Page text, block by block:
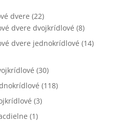
dvere (22)
dvere dvojkrídlové (8)
dvere jednokrídlové (14)
(30)
(118)
(3)
(1)
Marketing
Zdieľaním
svojich záujmov
a správania
zvyšujete šancu
na zobrazenie
kvalitnejšie
prispôsobeného
ponúk.